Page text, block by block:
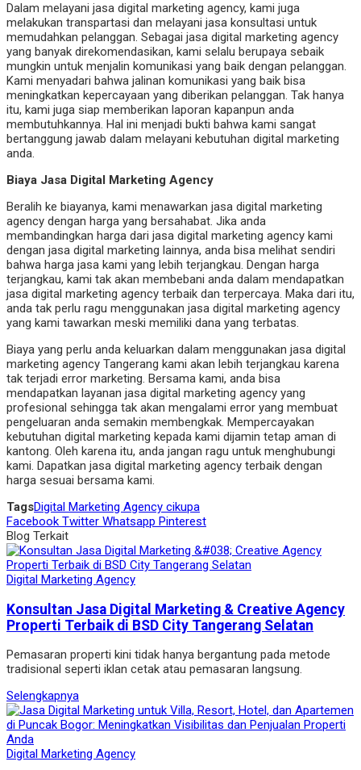
Dalam melayani jasa digital marketing agency, kami juga
melakukan transpartasi dan melayani jasa konsultasi untuk
memudahkan pelanggan. Sebagai jasa digital marketing agency
yang banyak direkomendasikan, kami selalu berupaya sebaik
mungkin untuk menjalin komunikasi yang baik dengan pelanggan.
Kami menyadari bahwa jalinan komunikasi yang baik bisa
meningkatkan kepercayaan yang diberikan pelanggan. Tak hanya
itu, kami juga siap memberikan laporan kapanpun anda
membutuhkannya. Hal ini menjadi bukti bahwa kami sangat
bertanggung jawab dalam melayani kebutuhan digital marketing
anda.
Biaya Jasa Digital Marketing Agency
Beralih ke biayanya, kami menawarkan jasa digital marketing
agency dengan harga yang bersahabat. Jika anda
membandingkan harga dari jasa digital marketing agency kami
dengan jasa digital marketing lainnya, anda bisa melihat sendiri
bahwa harga jasa kami yang lebih terjangkau. Dengan harga
terjangkau, kami tak akan membebani anda dalam mendapatkan
jasa digital marketing agency terbaik dan terpercaya. Maka dari itu,
anda tak perlu ragu menggunakan jasa digital marketing agency
yang kami tawarkan meski memiliki dana yang terbatas.
Biaya yang perlu anda keluarkan dalam menggunakan jasa digital
marketing agency Tangerang kami akan lebih terjangkau karena
tak terjadi error marketing. Bersama kami, anda bisa
mendapatkan layanan jasa digital marketing agency yang
profesional sehingga tak akan mengalami error yang membuat
pengeluaran anda semakin membengkak. Mempercayakan
kebutuhan digital marketing kepada kami dijamin tetap aman di
kantong. Oleh karena itu, anda jangan ragu untuk menghubungi
kami. Dapatkan jasa digital marketing agency terbaik dengan
harga sesuai bersama kami.
TagsDigital Marketing Agency cikupa
Facebook Twitter Whatsapp Pinterest
Blog Terkait
Digital Marketing Agency
Konsultan Jasa Digital Marketing & Creative Agency
Properti Terbaik di BSD City Tangerang Selatan
Pemasaran properti kini tidak hanya bergantung pada metode
tradisional seperti iklan cetak atau pemasaran langsung.
Selengkapnya
Digital Marketing Agency